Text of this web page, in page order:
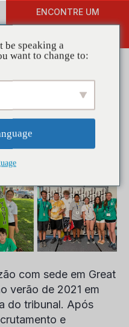
ENCONTRE UM
hábito
com sede em Great
verão de 2021 em
do tribunal. Após
e
be speaking a
want to change to: